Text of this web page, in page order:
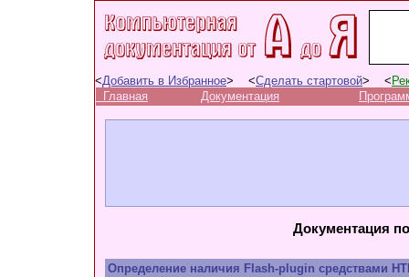
<Добавить в Избранное> <Сделать стартовой> <
Главная
Документация
Документация
Определение наличия Flash-plugin средствами